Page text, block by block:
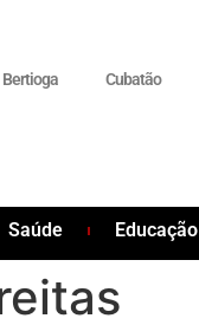
Bertioga Cubatão
Saúde Educação